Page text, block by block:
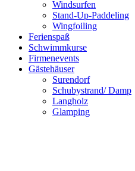
Windsurfen
Stand-Up-Paddeling
Wingfoiling
Ferienspaß
Schwimmkurse
Firmenevents
Gästehäuser
Surendorf
Schubystrand/ Damp
Langholz
Glamping